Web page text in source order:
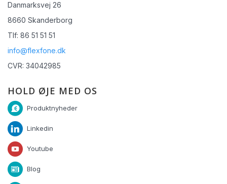
Danmarksvej 26
8660 Skanderborg
Tlf: 86 51 51 51
info@flexfone.dk
CVR: 34042985
HOLD ØJE MED OS
Produktnyheder
Linkedin
Youtube
Blog